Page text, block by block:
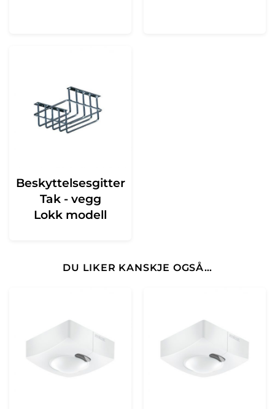
Beskyttelsesgitter
Tak - vegg
Lokk modell
DU LIKER KANSKJE OGSÅ…